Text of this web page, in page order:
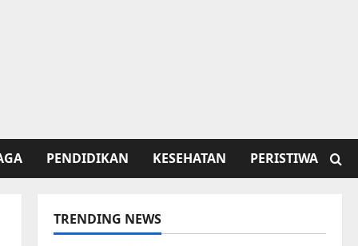
PENDIDIKAN KESEHATAN PERISTIWA
TRENDING NEWS